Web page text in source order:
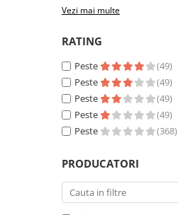
Tablete pc cu proiector video
Laptop-uri
Monitoare pc
TV si Proiectoare Smart
Camere auto, home si sport
Camere auto DVR
Vezi mai multe
RATING
Peste
(49)
Peste
(49)
Peste
(49)
Peste
(49)
Peste
(368)
PRODUCATORI